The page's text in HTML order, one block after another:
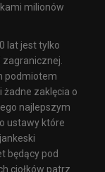
milionów
lat jest tylko
podmiotem
żadne zaklęcia o
najlepszym
ustawy które
będący pod
ciołków patrz